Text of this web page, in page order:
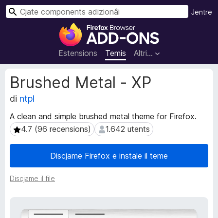
C
o
m
p
n
t
s
a
d
i
n
Estensions Temis Altri…
Jentre
C
Brushed Metal - XP
di ntpl
A clean and simple brushed metal theme for Firefox.
4.7 (96 recensions)
4.7 (96 recensions) 1.642 utents
1.642 utents
Discjame Firefox e instale il teme
Discjame il file
M
e
t
d
â
e
e